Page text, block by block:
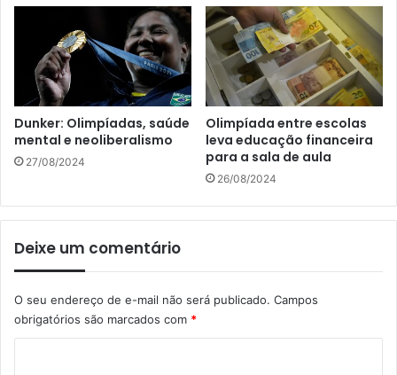
Dunker: Olimpíadas, saúde
mental e neoliberalismo
27/08/2024
Olimpíada entre escolas
leva educação financeira
para a sala de aula
26/08/2024
Deixe um comentário
O seu endereço de e-mail não será publicado. Campos
obrigatórios são marcados com *